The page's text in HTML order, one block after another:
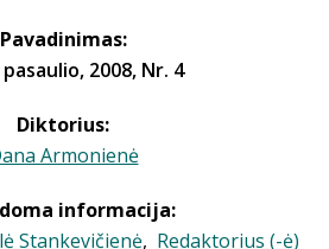
Pavadinimas:
2008, Nr. 4
Diktorius:
Armonienė
informacija:
Stankevičienė, Redaktorius (-ė)